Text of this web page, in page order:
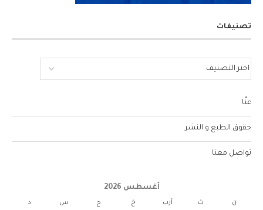
تصنيفات
عنّا
حقوق الطبع و النشر
تواصل معنا
أغسطس 2026
ن ث أرب خ ج س د